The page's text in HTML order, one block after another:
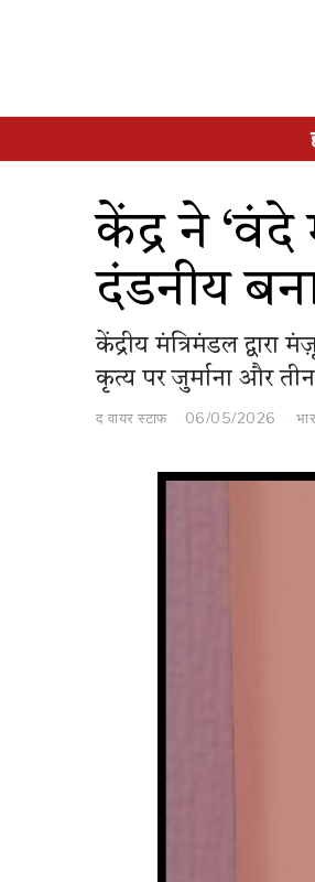
केंद्र ने ‘वंदे
दंडनीय
केंद्रीय मंत्रिमंडल
कृत्य पर जुर्माना और
द वायर स्टाफ 06/05/2026